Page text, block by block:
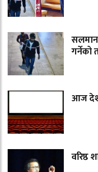
सलमान
गर्नेको
आज
वरिष्ठ